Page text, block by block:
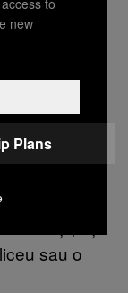
de
și
să-ți poți
sau o
new
Plans